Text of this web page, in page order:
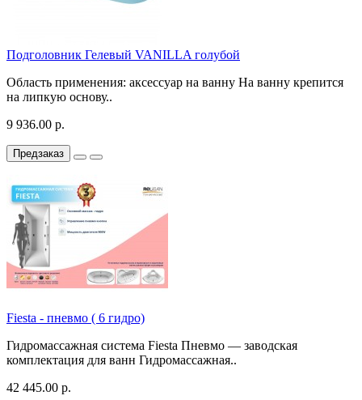
Подголовник Гелевый VANILLA голубой
Область применения: аксессуар на ванну На ванну крепится
на липкую основу..
9 936.00 р.
Предзаказ
Fiesta - пневмо ( 6 гидро)
Гидромассажная система Fiesta Пневмо — заводская
комплектация для ванн Гидромассажная..
42 445.00 р.